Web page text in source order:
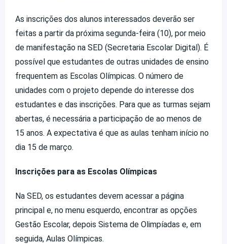
As inscrições dos alunos interessados deverão ser
feitas a partir da próxima segunda-feira (10), por meio
de manifestação na SED (Secretaria Escolar Digital). É
possível que estudantes de outras unidades de ensino
frequentem as Escolas Olímpicas. O número de
unidades com o projeto depende do interesse dos
estudantes e das inscrições. Para que as turmas sejam
abertas, é necessária a participação de ao menos de
15 anos. A expectativa é que as aulas tenham início no
dia 15 de março.
Inscrições para as Escolas Olímpicas
Na SED, os estudantes devem acessar a página
principal e, no menu esquerdo, encontrar as opções
Gestão Escolar, depois Sistema de Olimpíadas e, em
seguida, Aulas Olímpicas.